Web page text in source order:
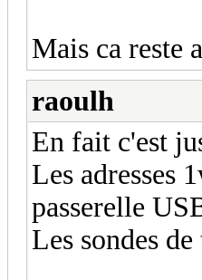
Mais ca reste
raoulh
En fait c'est
Les adresses
passerelle
Les sondes